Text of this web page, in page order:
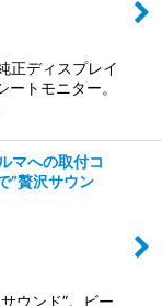
正ディスプレイ
トモニター。
マへの取付コ
”贅沢サウン
ウンド”。ビー